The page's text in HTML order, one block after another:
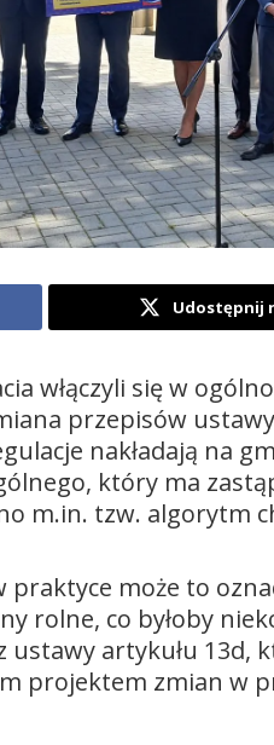
Udostępnij
włączyli się w
przepisów
nakładają na
który ma
m.in. tzw. algorytm
może to
rolne, co byłoby
ustawy artykułu
projektem zmian w